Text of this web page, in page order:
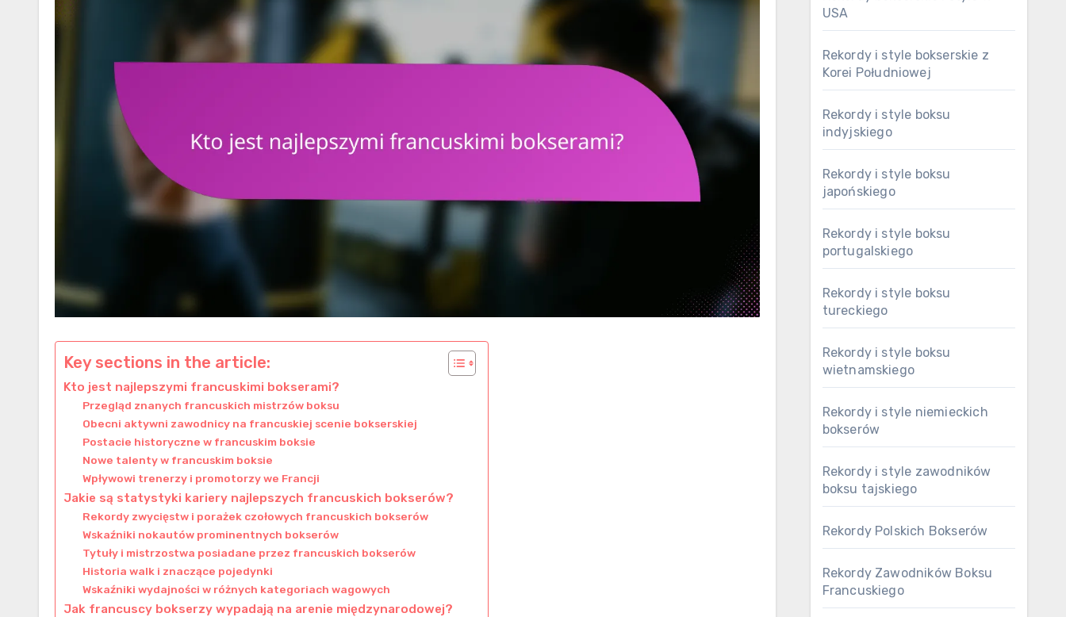
Key sections in the article:
Kto jest najlepszymi francuskimi bokserami?
Przegląd znanych francuskich mistrzów boksu
Obecni aktywni zawodnicy na francuskiej scenie bokserskiej
Postacie historyczne w francuskim boksie
Nowe talenty w francuskim boksie
Wpływowi trenerzy i promotorzy we Francji
Jakie są statystyki kariery najlepszych francuskich bokserów?
Rekordy zwycięstw i porażek czołowych francuskich bokserów
Wskaźniki nokautów prominentnych bokserów
Tytuły i mistrzostwa posiadane przez francuskich bokserów
Historia walk i znaczące pojedynki
Wskaźniki wydajności w różnych kategoriach wagowych
Jak francuscy bokserzy wypadają na arenie międzynarodowej?
USA
Rekordy i style bokserskie z
Korei Południowej
Rekordy i style boksu
indyjskiego
Rekordy i style boksu
japońskiego
Rekordy i style boksu
portugalskiego
Rekordy i style boksu
tureckiego
Rekordy i style boksu
wietnamskiego
Rekordy i style niemieckich
bokserów
Rekordy i style zawodników
boksu tajskiego
Rekordy Polskich Bokserów
Rekordy Zawodników Boksu
Francuskiego